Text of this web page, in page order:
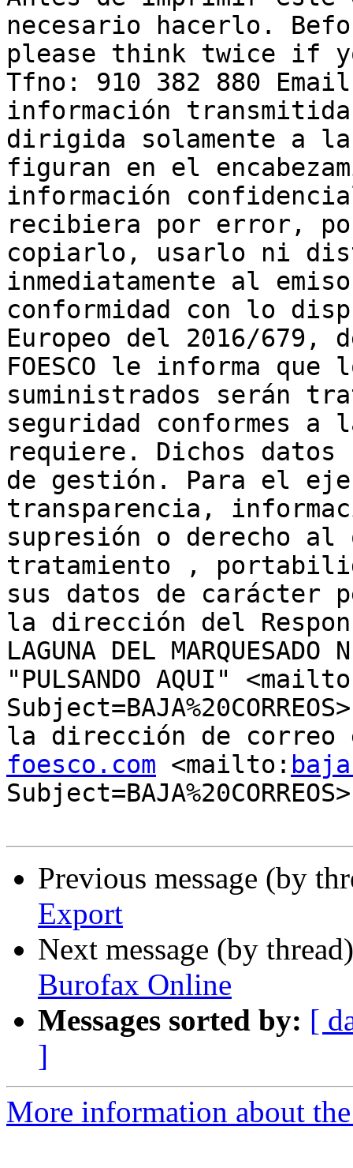
necesario hacerlo.
please think twice if
Tfno: 910 382 880
información
dirigida solamente a
figuran en el
información
recibiera por error,
copiarlo, usarlo ni
inmediatamente al
conformidad con lo
Europeo del 2016/
FOESCO le informa
suministrados serán
seguridad conformes a
requiere. Dichos datos
de gestión. Para el
transparencia,
supresión o derecho
tratamiento ,
sus datos de carácter
la dirección del
LAGUNA DEL
"PULSANDO AQUI"
la dirección de
foesco.com <mailto:
Subject=BAJA%20CORREOS>
Previous message (by
Export
Next message (by
Burofax Online
Messages sorted by: [
]
More information about